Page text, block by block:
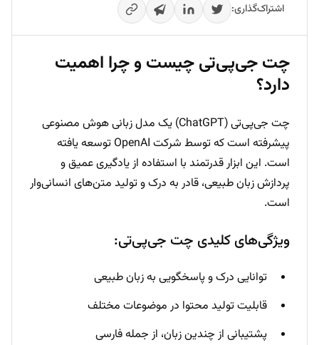
اشتراک‌گذاری:
چت جی‌پی‌تی چیست و چرا اهمیت
دارد؟
چت جی‌پی‌تی (ChatGPT) یک مدل زبانی هوش مصنوعی
پیشرفته است که توسط شرکت OpenAI توسعه یافته
است. این ابزار قدرتمند با استفاده از یادگیری عمیق و
پردازش زبان طبیعی، قادر به درک و تولید متن‌های انسانی‌وار
است.
ویژگی‌های کلیدی چت جی‌پی‌تی:
توانایی درک و پاسخگویی به زبان طبیعی
قابلیت تولید محتوا در موضوعات مختلف
پشتیبانی از چندین زبان، از جمله فارسی